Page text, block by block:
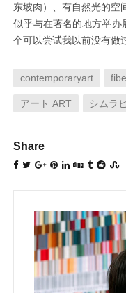
东坡肉）、有自然光的空
似乎与在著名的地方举办
个可以尝试我以前没有做
contemporaryart
アート ART シムラ
Share